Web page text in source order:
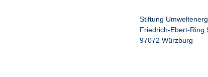
Stiftung
Friedrich-Ebert-Ring
97072 Würzburg